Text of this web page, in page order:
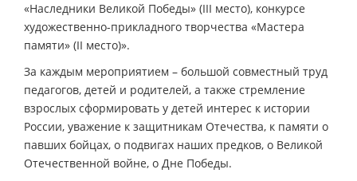
«Наследники Великой Победы» (III место), конкурсе
художественно-прикладного творчества «Мастера
памяти» (II место)».
За каждым мероприятием – большой совместный труд
педагогов, детей и родителей, а также стремление
взрослых сформировать у детей интерес к истории
России, уважение к защитникам Отечества, к памяти о
павших бойцах, о подвигах наших предков, о Великой
Отечественной войне, о Дне Победы.